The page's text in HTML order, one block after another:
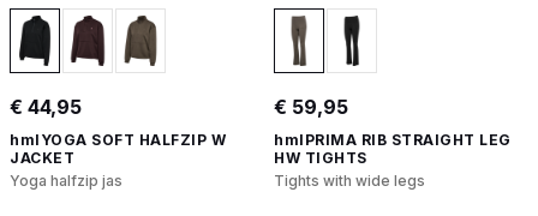
€ 44,95
hmlYOGA SOFT HALFZIP W
JACKET
Yoga halfzip jas
€ 59,95
hmlPRIMA RIB STRAIGHT LEG
HW TIGHTS
Tights with wide legs